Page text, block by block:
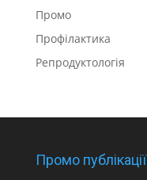
Промо
Профілактика
Репродуктологія
Промо публікації